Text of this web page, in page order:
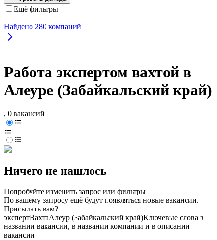
Ещё фильтры
Найдено 280 компаний
Работа экспертом вахтой в
Алеуре (Забайкальский край)
, 0 вакансий
Ничего не нашлось
Попробуйте изменить запрос или фильтры
По вашему запросу ещё будут появляться новые вакансии.
Присылать вам?
экспертВахтаАлеур (Забайкальский край)Ключевые слова в
названии вакансии, в названии компании и в описании
вакансии